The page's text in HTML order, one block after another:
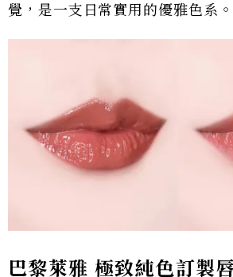
覺，是一支日常實用的優雅色系。
巴黎萊雅 極致純色訂製